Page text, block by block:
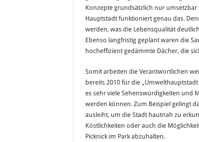
Konzepte grundsätzlich nur
Hauptstadt funktioniert genau das.
werden, was die Lebensqualität
Ebenso langfristig geplant waren die
hocheffizient gedämmte Dächer, die
Somit arbeiten die Verantwortlichen
bereits 2010 für die
es sehr viele Sehenswürdigkeiten und
werden können. Zum Beispiel gelingt
ausleiht, um die Stadt hautnah zu
Köstlichkeiten oder auch die
Picknick im Park abzuhalten.